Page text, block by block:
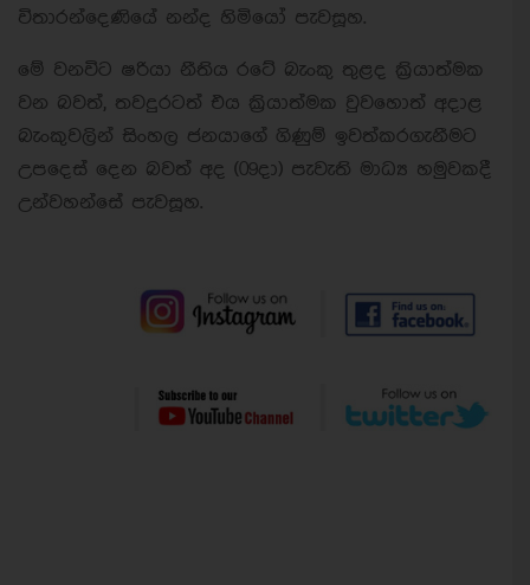
විතාරන්දෙණියේ නන්ද හිමියෝ පැවසූහ.
මේ වනවිට ෂරියා නීතිය රටේ බැංකු තුළද ක්‍රියාත්මක
වන බවත්, තවදුරටත් එය ක්‍රියාත්මක වුවහොත් අදාළ
බැංකුවලින් සිංහල ජනයාගේ ගිණුම් ඉවත්කරගැනීමට
උපදෙස් දෙන බවත් අද (09දා) පැවැති මාධ්‍ය හමුවකදී
උන්වහන්සේ පැවසූහ.